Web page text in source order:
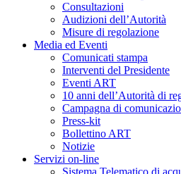
Consultazioni
Audizioni dell’Autorità
Misure di regolazione
Media ed Eventi
Comunicati stampa
Interventi del Presidente
Eventi ART
10 anni dell’Autorità di
Campagna di
Press-kit
Bollettino ART
Notizie
Servizi on-line
Sistema Telematico di